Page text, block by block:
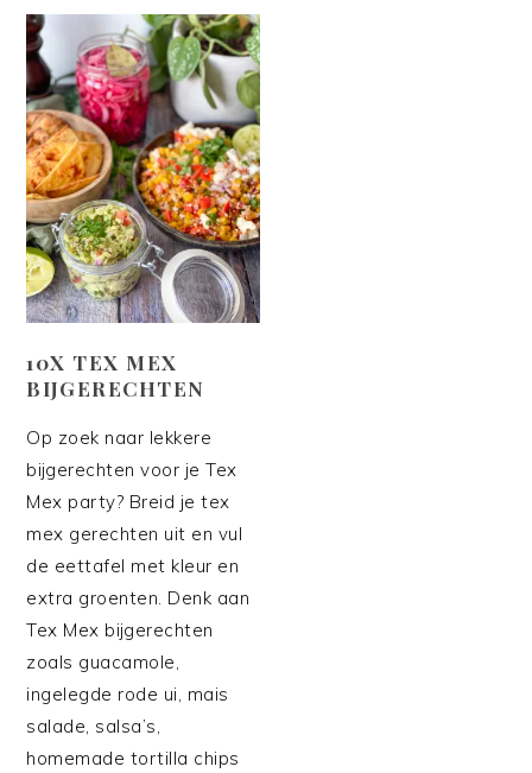
10X TEX MEX
BIJGERECHTEN
Op zoek naar lekkere
bijgerechten voor je Tex
Mex party? Breid je tex
mex gerechten uit en vul
de eettafel met kleur en
extra groenten. Denk aan
Tex Mex bijgerechten
zoals guacamole,
ingelegde rode ui, mais
salade, salsa’s,
homemade tortilla chips